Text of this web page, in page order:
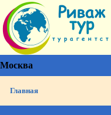
Москва
Главная